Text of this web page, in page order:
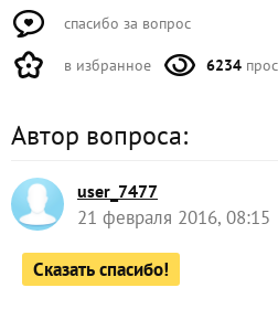
спасибо за вопрос
в избранное 6234
Автор вопроса:
user_7477
21 февраля 2016, 08:15
Сказать спасибо!